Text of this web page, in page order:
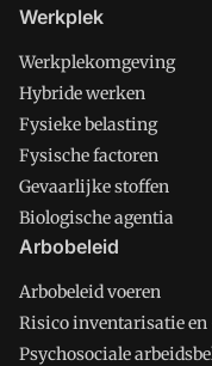
Werkplek
Werkplekomgeving
Hybride werken
Fysieke belasting
Fysische factoren
Gevaarlijke stoffen
Biologische agentia
Arbobeleid
Arbobeleid voeren
Risico inventarisatie en
Psychosociale